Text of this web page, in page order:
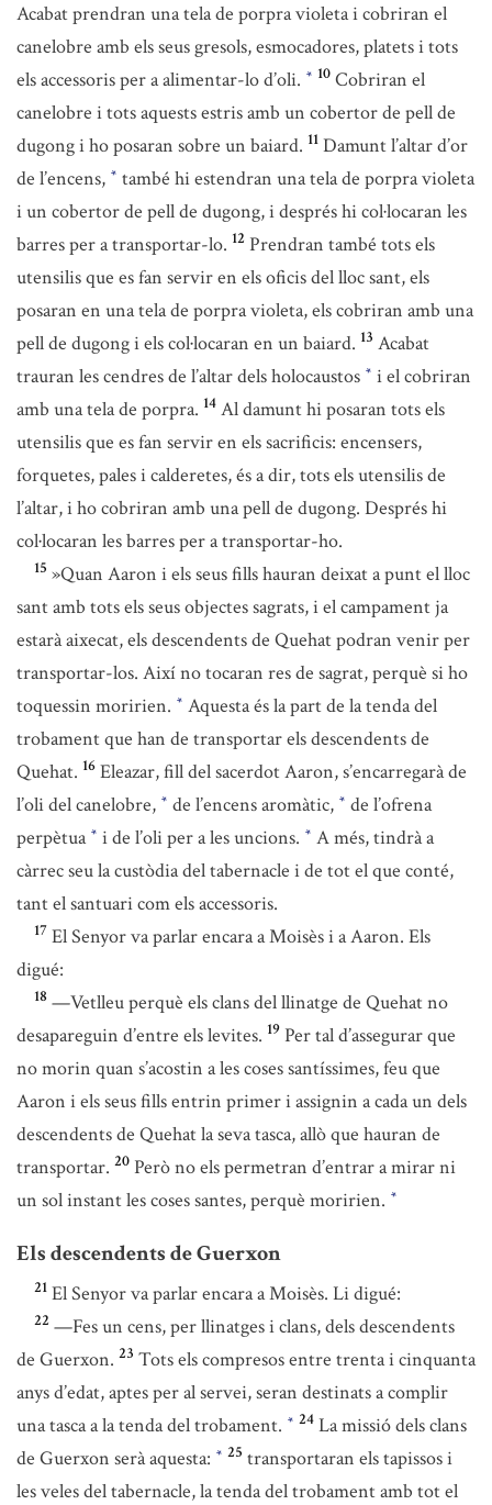
Acabat prendran una tela de porpra violeta i cobriran el
canelobre amb els seus gresols, esmocadores, platets i tots
els accessoris per a alimentar-lo d’oli. * 10 Cobriran el
canelobre i tots aquests estris amb un cobertor de pell de
dugong i ho posaran sobre un baiard. 11 Damunt l’altar d’or
de l’encens, * també hi estendran una tela de porpra violeta
i un cobertor de pell de dugong, i després hi col·locaran les
barres per a transportar-lo. 12 Prendran també tots els
utensilis que es fan servir en els oficis del lloc sant, els
posaran en una tela de porpra violeta, els cobriran amb una
pell de dugong i els col·locaran en un baiard. 13 Acabat
trauran les cendres de l’altar dels holocaustos * i el cobriran
amb una tela de porpra. 14 Al damunt hi posaran tots els
utensilis que es fan servir en els sacrificis: encensers,
forquetes, pales i calderetes, és a dir, tots els utensilis de
l’altar, i ho cobriran amb una pell de dugong. Després hi
col·locaran les barres per a transportar-ho.
15 »Quan Aaron i els seus fills hauran deixat a punt el lloc
sant amb tots els seus objectes sagrats, i el campament ja
estarà aixecat, els descendents de Quehat podran venir per
transportar-los. Així no tocaran res de sagrat, perquè si ho
toquessin moririen. * Aquesta és la part de la tenda del
trobament que han de transportar els descendents de
Quehat. 16 Eleazar, fill del sacerdot Aaron, s’encarregarà de
l’oli del canelobre, * de l’encens aromàtic, * de l’ofrena
perpètua * i de l’oli per a les uncions. * A més, tindrà a
càrrec seu la custòdia del tabernacle i de tot el que conté,
tant el santuari com els accessoris.
17 El Senyor va parlar encara a Moisès i a Aaron. Els
digué:
18 —Vetlleu perquè els clans del llinatge de Quehat no
desapareguin d’entre els levites. 19 Per tal d’assegurar que
no morin quan s’acostin a les coses santíssimes, feu que
Aaron i els seus fills entrin primer i assignin a cada un dels
descendents de Quehat la seva tasca, allò que hauran de
transportar. 20 Però no els permetran d’entrar a mirar ni
un sol instant les coses santes, perquè moririen. *
Els descendents de Guerxon
21 El Senyor va parlar encara a Moisès. Li digué:
22 —Fes un cens, per llinatges i clans, dels descendents
de Guerxon. 23 Tots els compresos entre trenta i cinquanta
anys d’edat, aptes per al servei, seran destinats a complir
una tasca a la tenda del trobament. * 24 La missió dels clans
de Guerxon serà aquesta: * 25 transportaran els tapissos i
les veles del tabernacle, la tenda del trobament amb tot el